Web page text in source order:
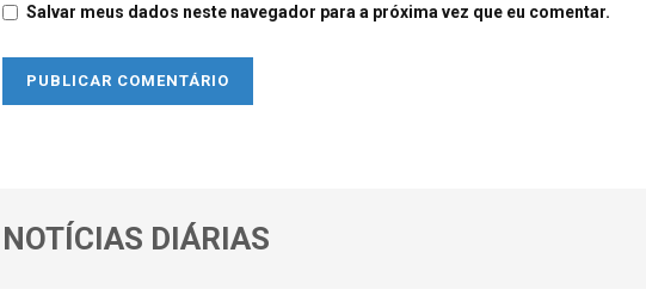
Salvar meus dados neste navegador para a próxima vez que eu comentar.
NOTÍCIAS DIÁRIAS